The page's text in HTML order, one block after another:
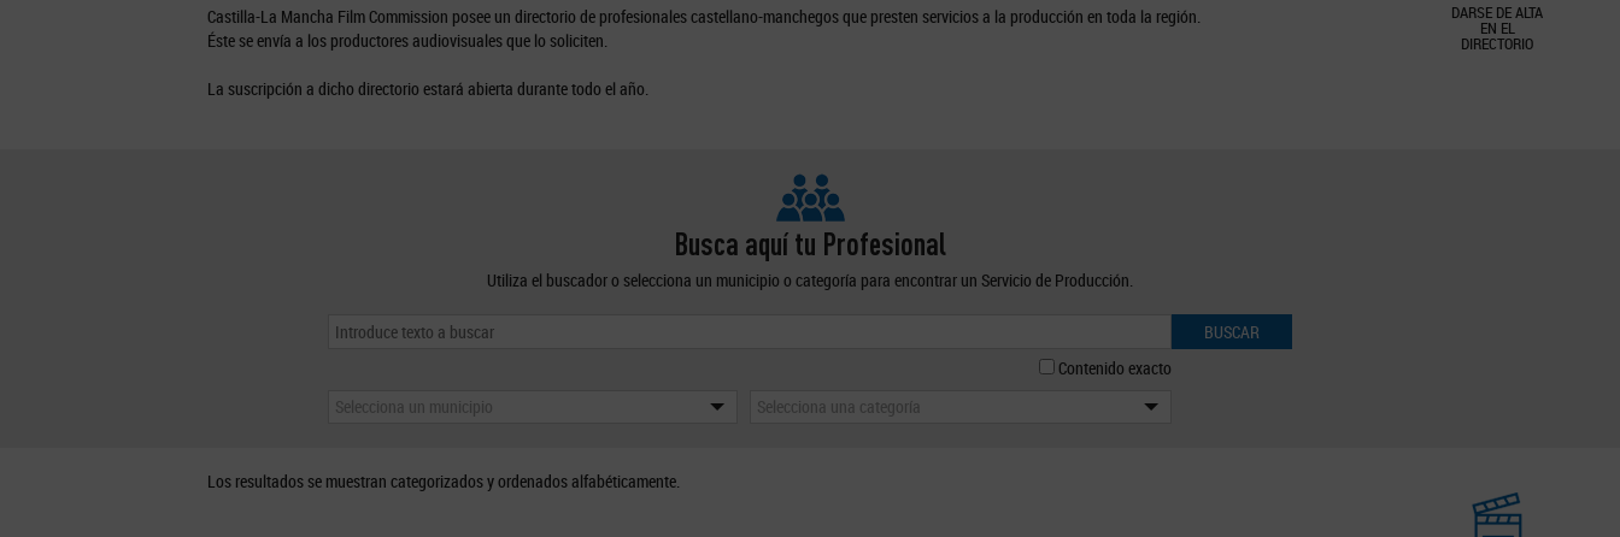
DARSE DE ALTA
EN EL
DIRECTORIO
Castilla-La Mancha Film Commission posee un directorio de profesionales castellano-manchegos que presten servicios a la producción en toda la región.
Éste se envía a los productores audiovisuales que lo soliciten.
La suscripción a dicho directorio estará abierta durante todo el año.
Busca aquí tu Profesional
Utiliza el buscador o selecciona un municipio o categoría para encontrar un Servicio de Producción.
BUSCAR
Contenido exacto
Selecciona un municipio
Selecciona una categoría
Los resultados se muestran categorizados y ordenados alfabéticamente.